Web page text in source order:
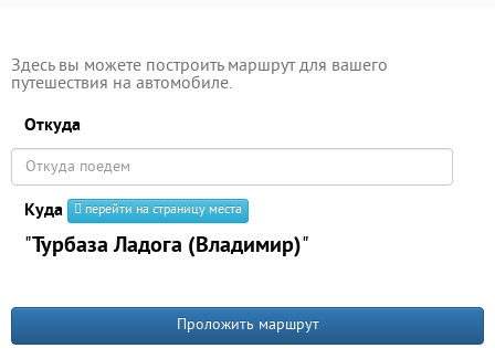
Здесь вы можете построить маршрут для вашего
путешествия на автомобиле.
Откуда
Куда перейти на страницу места
"Турбаза Ладога (Владимир)"
Проложить маршрут